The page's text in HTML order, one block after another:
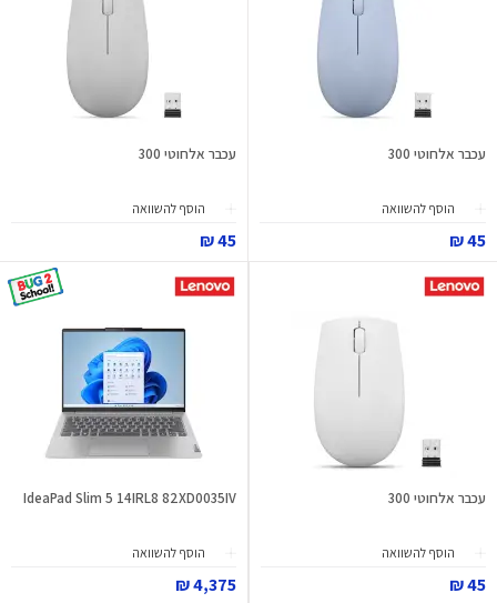
עכבר אלחוטי 300
הוסף להשוואה
45 ₪
עכבר אלחוטי 300
הוסף להשוואה
45 ₪
עכבר אלחוטי 300
הוסף להשוואה
45 ₪
IdeaPad Slim 5 14IRL8 82XD0035IV
הוסף להשוואה
4,375 ₪